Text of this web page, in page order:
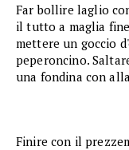
Far bollire laglio
il tutto a maglia
mettere un goccio
peperoncino.
una fondina con
Finire con il